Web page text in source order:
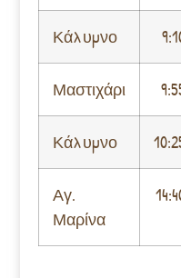
Κάλυμνο
Μαστιχάρι
Κάλυμνο
Αγ.
Μαρίνα